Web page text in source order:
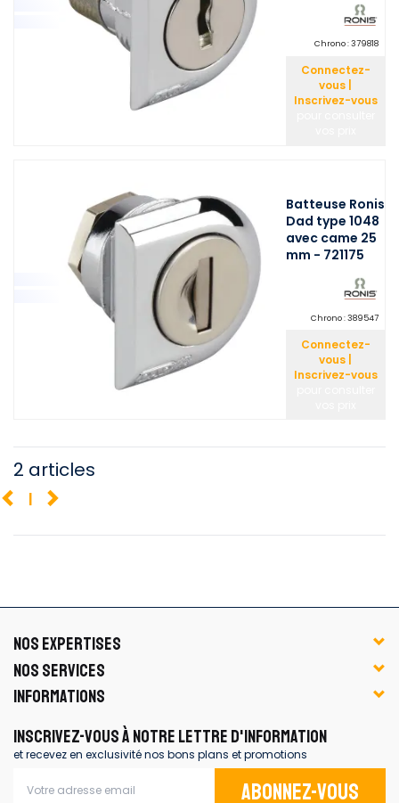
Chrono : 379818
Connectez-
vous |
Inscrivez-vous
Batteuse Ronis
Dad type 1048
avec came 25
mm - 721175
Chrono : 389547
Connectez-
vous |
Inscrivez-vous
2 articles
1
NOS EXPERTISES
NOS SERVICES
INFORMATIONS
INSCRIVEZ-VOUS À NOTRE LETTRE D'INFORMATION
et recevez en exclusivité nos bons plans et promotions
Abonnez-vous